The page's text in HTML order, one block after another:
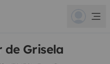
de Grisela